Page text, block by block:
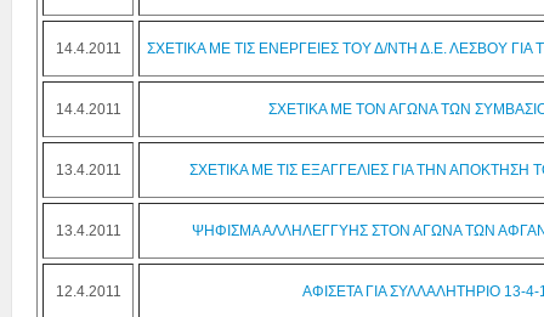
14.4.2011 ΣΧΕΤΙΚΑ ΜΕ ΤΙΣ ΕΝΕΡΓΕΙΕΣ ΤΟΥ Δ/ΝΤΗ Δ.Ε. ΛΕΣΒΟΥ ΓΙΑ
14.4.2011 ΣΧΕΤΙΚΑ ΜΕ ΤΟΝ ΑΓΩΝΑ ΤΩΝ
13.4.2011 ΣΧΕΤΙΚΑ ΜΕ ΤΙΣ ΕΞΑΓΓΕΛΙΕΣ ΓΙΑ ΤΗΝ ΑΠΟΚΤΗΣΗ
13.4.2011 ΨΗΦΙΣΜΑ ΑΛΛΗΛΕΓΓΥΗΣ ΣΤΟΝ ΑΓΩΝΑ ΤΩΝ
12.4.2011 ΑΦΙΣΕΤΑ ΓΙΑ ΣΥΛΛΑΛΗΤΗΡΙΟ 13-4-